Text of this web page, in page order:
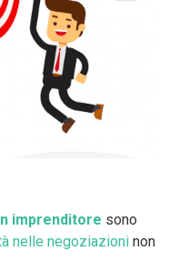
imprenditore sono
nelle negoziazioni non